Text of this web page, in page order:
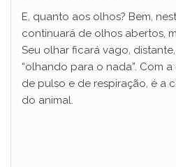
E, quanto aos olhos? Bem,
continuará de olhos abertos,
Seu olhar ficará vago,
“olhando para o nada”. Com
de pulso e de respiração, é a
do animal.